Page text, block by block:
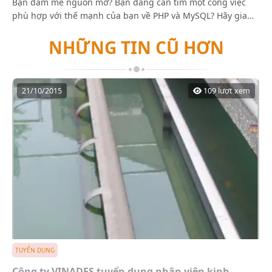
của cấp trên.
Chịu trách nhiệm về chất lượng và tiến độ
Có kiến thức cơ bản về thiết kế website: Am
hiểu các dạng layout, thành phần của một
website.
Hiểu rõ và nắm chắc cách làm
Theme/Template.
Sử dụng thành thạo HTML5, CSS3 &
Javascrip/Jquery và Xtemplate
Khả năng chuyển PSD sang NukeViet tốt.
Biết đưa website lên host, xử lý lỗi, sự cố liên
Chịu trách nhiệm về chất lượng và tiến độ
công việc phụ trách.
Khả năng sáng tạo, tính thẩm mỹ tốt.
Đam mê công việc về web.
phù hợp với thế mạnh của bạn về PHP và MySQL? Hãy gia
cho Việt Nam.NHỮNG TIN CŨ HƠN
21/10/2015 109 lượt xem
TUYỂN DỤNG